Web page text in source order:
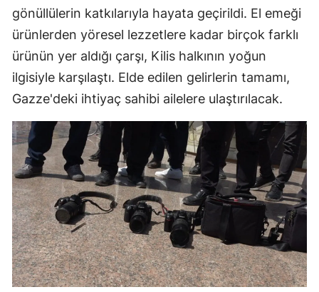
gönüllülerin katkılarıyla hayata geçirildi. El emeği
ürünlerden yöresel lezzetlere kadar birçok farklı
ürünün yer aldığı çarşı, Kilis halkının yoğun
ilgisiyle karşılaştı. Elde edilen gelirlerin tamamı,
Gazze'deki ihtiyaç sahibi ailelere ulaştırılacak.